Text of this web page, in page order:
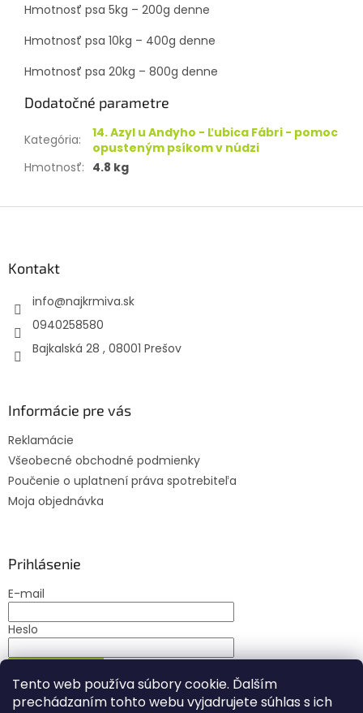
Tento web používa súbory cookie. Ďalším
prechádzaním tohto webu vyjadrujete súhlas s ich
Hmotnosť psa 5kg – 200g denne
Hmotnosť psa 10kg – 400g denne
Hmotnosť psa 20kg – 800g denne
Dodatočné parametre
Kategória:
14. Azyl u Andyho - Ľubica Fábri - pomoc
opusteným psíkom v núdzi
Hmotnosť: 4.8 kg
Kontakt
info@najkrmiva.sk
0940258580
Bajkalská 28 , 08001 Prešov
Informácie pre vás
Reklamácie
Všeobecné obchodné podmienky
Poučenie o uplatnení práva spotrebiteľa
Moja objednávka
Prihlásenie
E-mail
Heslo
Nová registrácia Zabudnuté heslo